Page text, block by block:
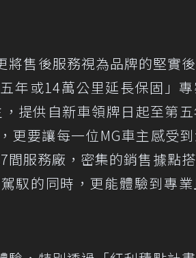
售後服務視為品牌的堅實
年或14萬公里延長保固」
提供自新車領牌日起至第五
要讓每一位MG車主感受
間服務廠，密集的銷售據點
馭的同時，更能體驗到專